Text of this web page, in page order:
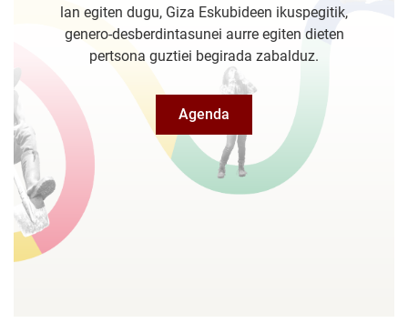
lan egiten dugu, Giza Eskubideen ikuspegitik,
genero-desberdintasunei aurre egiten dieten
pertsona guztiei begirada zabalduz.
Agenda